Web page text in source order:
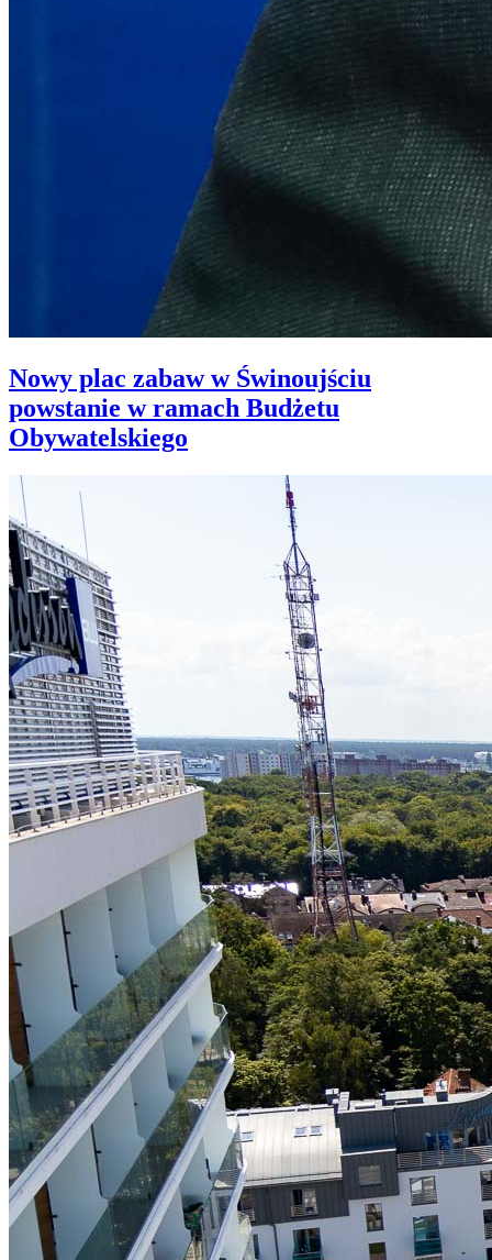
Nowy plac zabaw w Świnoujściu
powstanie w ramach Budżetu
Obywatelskiego